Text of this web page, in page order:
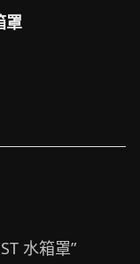
罩
水箱罩”